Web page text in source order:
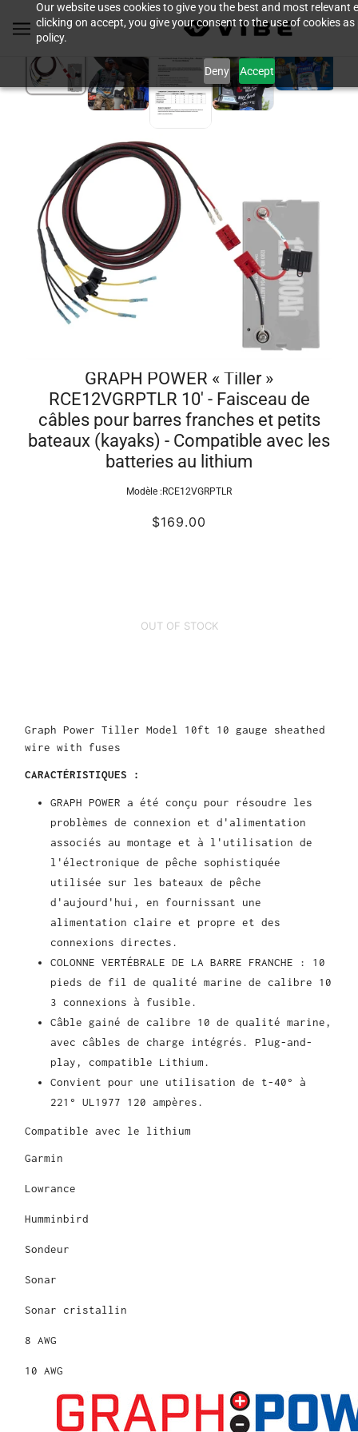
Our website uses cookies to give you the best and most relevant
clicking on accept, you give your consent to the use of cookies
policy.
Deny Accept
GRAPH POWER « Tiller »
RCE12VGRPTLR 10' - Faisceau de
câbles pour barres franches et petits
bateaux (kayaks) - Compatible avec les
batteries au lithium
Modèle : RCE12VGRPTLR
$169.00
OUT OF STOCK
Graph Power Tiller Model 10ft 10 gauge sheathed
wire with fuses
CARACTÉRISTIQUES :
GRAPH POWER a été conçu pour résoudre les
problèmes de connexion et d'alimentation
associés au montage et à l'utilisation de
l'électronique de pêche sophistiquée
utilisée sur les bateaux de pêche
d'aujourd'hui, en fournissant une
alimentation claire et propre et des
connexions directes.
COLONNE VERTÉBRALE DE LA BARRE FRANCHE : 10
pieds de fil de qualité marine de calibre 10
3 connexions à fusible.
Câble gainé de calibre 10 de qualité marine,
avec câbles de charge intégrés. Plug-and-
play, compatible Lithium.
Convient pour une utilisation de t-40° à
221° UL1977 120 ampères.
Compatible avec le lithium
Garmin
Lowrance
Humminbird
Sondeur
Sonar
Sonar cristallin
8 AWG
10 AWG